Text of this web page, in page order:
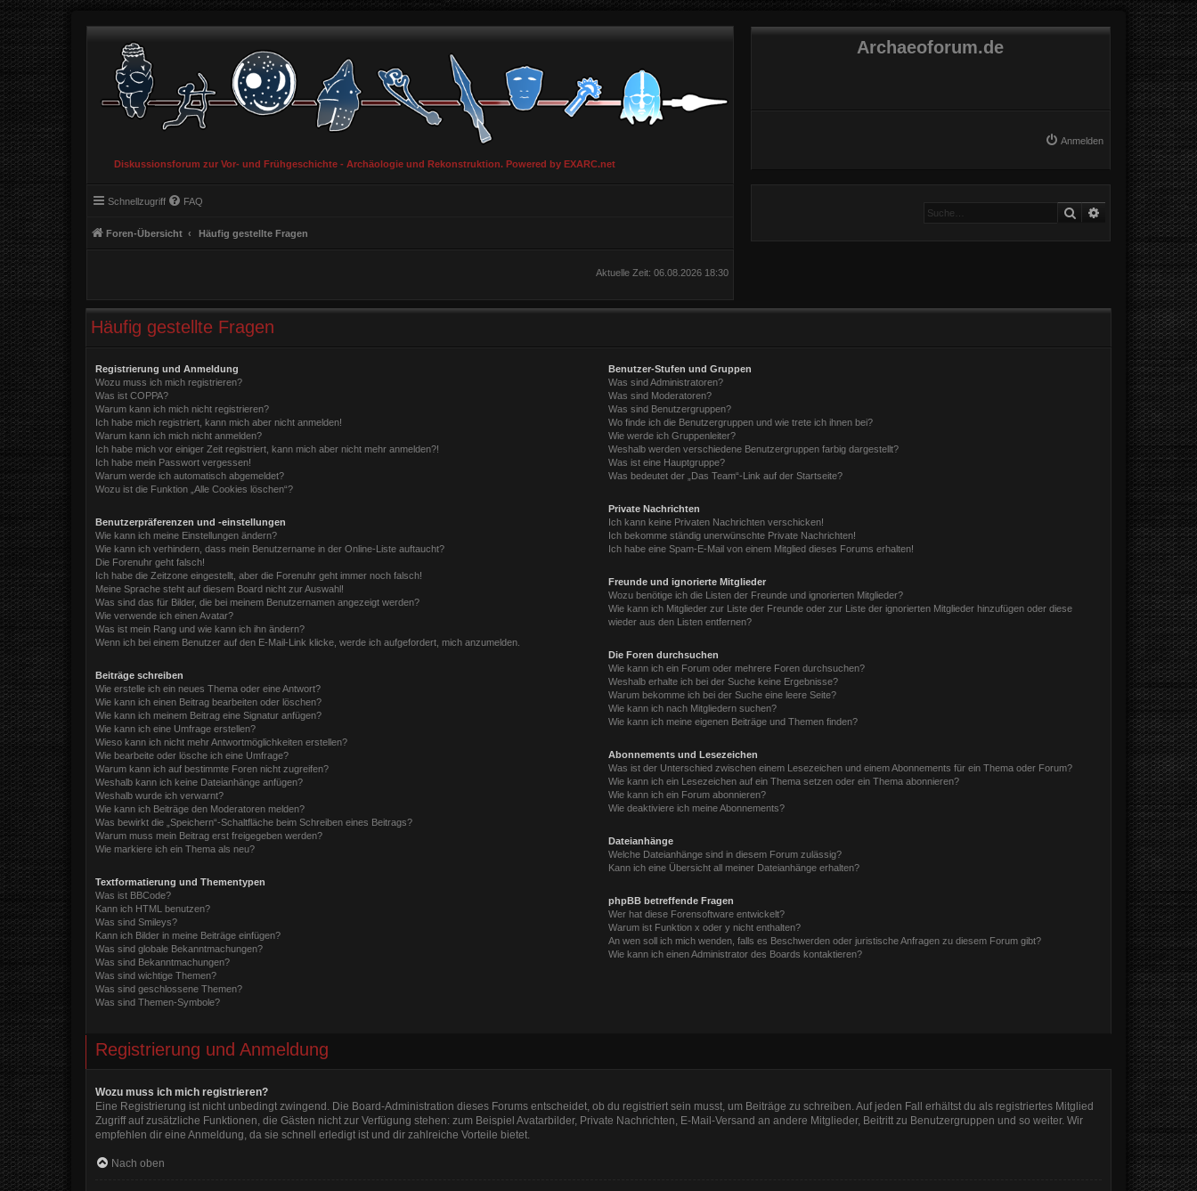
Diskussionsforum zur Vor- und Frühgeschichte - Archäologie und Rekonstruktion. Powered by EXARC.net
Archaeoforum.de
Anmelden
Schnellzugriff FAQ
Foren-Übersicht Häufig gestellte Fragen
Suche Erweiterte Suche
Aktuelle Zeit: 06.08.2026 18:30
Häufig gestellte Fragen
Registrierung und Anmeldung
Wozu muss ich mich registrieren?
Was ist COPPA?
Warum kann ich mich nicht registrieren?
Ich habe mich registriert, kann mich aber nicht anmelden!
Warum kann ich mich nicht anmelden?
Ich habe mich vor einiger Zeit registriert, kann mich aber nicht mehr anmelden?!
Ich habe mein Passwort vergessen!
Warum werde ich automatisch abgemeldet?
Wozu ist die Funktion „Alle Cookies löschen“?
Benutzerpräferenzen und -einstellungen
Wie kann ich meine Einstellungen ändern?
Wie kann ich verhindern, dass mein Benutzername in der Online-Liste auftaucht?
Die Forenuhr geht falsch!
Ich habe die Zeitzone eingestellt, aber die Forenuhr geht immer noch falsch!
Meine Sprache steht auf diesem Board nicht zur Auswahl!
Was sind das für Bilder, die bei meinem Benutzernamen angezeigt werden?
Wie verwende ich einen Avatar?
Was ist mein Rang und wie kann ich ihn ändern?
Wenn ich bei einem Benutzer auf den E-Mail-Link klicke, werde ich aufgefordert, mich anzumelden.
Beiträge schreiben
Wie erstelle ich ein neues Thema oder eine Antwort?
Wie kann ich einen Beitrag bearbeiten oder löschen?
Wie kann ich meinem Beitrag eine Signatur anfügen?
Wie kann ich eine Umfrage erstellen?
Wieso kann ich nicht mehr Antwortmöglichkeiten erstellen?
Wie bearbeite oder lösche ich eine Umfrage?
Warum kann ich auf bestimmte Foren nicht zugreifen?
Weshalb kann ich keine Dateianhänge anfügen?
Weshalb wurde ich verwarnt?
Wie kann ich Beiträge den Moderatoren melden?
Was bewirkt die „Speichern“-Schaltfläche beim Schreiben eines Beitrags?
Warum muss mein Beitrag erst freigegeben werden?
Wie markiere ich ein Thema als neu?
Textformatierung und Thementypen
Was ist BBCode?
Kann ich HTML benutzen?
Was sind Smileys?
Kann ich Bilder in meine Beiträge einfügen?
Was sind globale Bekanntmachungen?
Was sind Bekanntmachungen?
Was sind wichtige Themen?
Was sind geschlossene Themen?
Was sind Themen-Symbole?
Benutzer-Stufen und Gruppen
Was sind Administratoren?
Was sind Moderatoren?
Was sind Benutzergruppen?
Wo finde ich die Benutzergruppen und wie trete ich ihnen bei?
Wie werde ich Gruppenleiter?
Weshalb werden verschiedene Benutzergruppen farbig dargestellt?
Was ist eine Hauptgruppe?
Was bedeutet der „Das Team“-Link auf der Startseite?
Private Nachrichten
Ich kann keine Privaten Nachrichten verschicken!
Ich bekomme ständig unerwünschte Private Nachrichten!
Ich habe eine Spam-E-Mail von einem Mitglied dieses Forums erhalten!
Freunde und ignorierte Mitglieder
Wozu benötige ich die Listen der Freunde und ignorierten Mitglieder?
Wie kann ich Mitglieder zur Liste der Freunde oder zur Liste der ignorierten Mitglieder hinzufügen oder diese
wieder aus den Listen entfernen?
Die Foren durchsuchen
Wie kann ich ein Forum oder mehrere Foren durchsuchen?
Weshalb erhalte ich bei der Suche keine Ergebnisse?
Warum bekomme ich bei der Suche eine leere Seite?
Wie kann ich nach Mitgliedern suchen?
Wie kann ich meine eigenen Beiträge und Themen finden?
Abonnements und Lesezeichen
Was ist der Unterschied zwischen einem Lesezeichen und einem Abonnements für ein Thema oder Forum?
Wie kann ich ein Lesezeichen auf ein Thema setzen oder ein Thema abonnieren?
Wie kann ich ein Forum abonnieren?
Wie deaktiviere ich meine Abonnements?
Dateianhänge
Welche Dateianhänge sind in diesem Forum zulässig?
Kann ich eine Übersicht all meiner Dateianhänge erhalten?
phpBB betreffende Fragen
Wer hat diese Forensoftware entwickelt?
Warum ist Funktion x oder y nicht enthalten?
An wen soll ich mich wenden, falls es Beschwerden oder juristische Anfragen zu diesem Forum gibt?
Wie kann ich einen Administrator des Boards kontaktieren?
Registrierung und Anmeldung
Wozu muss ich mich registrieren?
Eine Registrierung ist nicht unbedingt zwingend. Die Board-Administration dieses Forums entscheidet, ob du registriert sein musst, um Beiträge zu schreiben. Auf jeden Fall erhältst du als registriertes Mitglied
Zugriff auf zusätzliche Funktionen, die Gästen nicht zur Verfügung stehen: zum Beispiel Avatarbilder, Private Nachrichten, E-Mail-Versand an andere Mitglieder, Beitritt zu Benutzergruppen und so weiter. Wir
empfehlen dir eine Anmeldung, da sie schnell erledigt ist und dir zahlreiche Vorteile bietet.
Nach oben